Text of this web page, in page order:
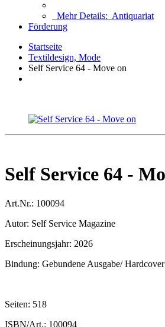
Mehr Details: Antiquariat
Förderung
Startseite
Textildesign, Mode
Self Service 64 - Move on
Self Service 64 -
Art.Nr.: 100094
Autor: Self Service Magazine
Erscheinungsjahr: 2026
Bindung: Gebundene Ausgabe/ Hardcover
Seiten: 518
ISBN/Art.: 100094